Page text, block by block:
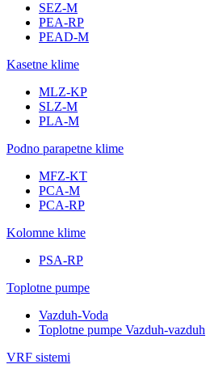
SEZ-M
PEA-RP
PEAD-M
Kasetne klime
MLZ-KP
SLZ-M
PLA-M
Podno parapetne klime
MFZ-KT
PCA-M
PCA-RP
Kolomne klime
PSA-RP
Toplotne pumpe
Vazduh-Voda
Toplotne pumpe Vazduh-vazduh
VRF sistemi